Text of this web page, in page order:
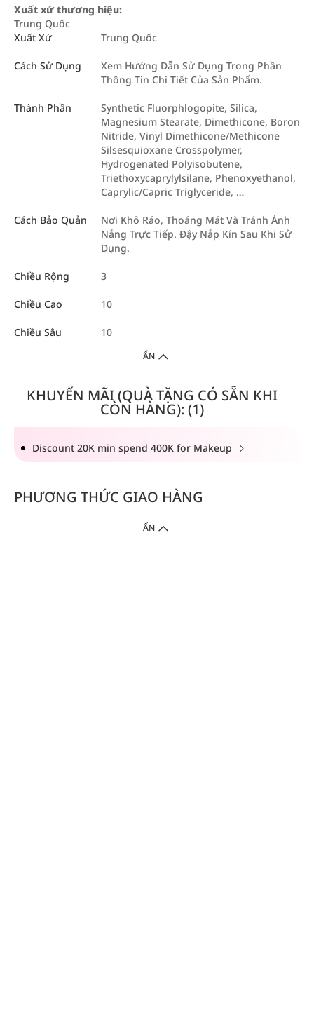
Xuất xứ thương hiệu:
Trung Quốc
Xuất Xứ
Trung Quốc
Cách Sử Dụng
Xem Hướng Dẫn Sử Dụng Trong Phần
Thông Tin Chi Tiết Của Sản Phẩm.
Thành Phần
Synthetic Fluorphlogopite, Silica,
Magnesium Stearate, Dimethicone, Boron
Nitride, Vinyl Dimethicone/Methicone
Silsesquioxane Crosspolymer,
Hydrogenated Polyisobutene,
Triethoxycaprylylsilane, Phenoxyethanol,
Caprylic/Capric Triglyceride, …
Cách Bảo Quản
Nơi Khô Ráo, Thoáng Mát Và Tránh Ánh
Nắng Trực Tiếp. Đậy Nắp Kín Sau Khi Sử
Dụng.
Chiều Rộng 3
Chiều Cao 10
Chiều Sâu 10
ẨN
KHUYẾN MÃI (QUÀ TẶNG CÓ SẴN KHI
CÒN HÀNG): (1)
Discount 20K min spend 400K for Makeup
PHƯƠNG THỨC GIAO HÀNG
ẨN